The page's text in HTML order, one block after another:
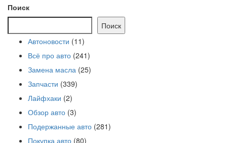
Поиск
Поиск
Автоновости (11)
Всё про авто (241)
Замена масла (25)
Запчасти (339)
Лайфхаки (2)
Обзор авто (3)
Подержанные авто (281)
Покупка авто (80)